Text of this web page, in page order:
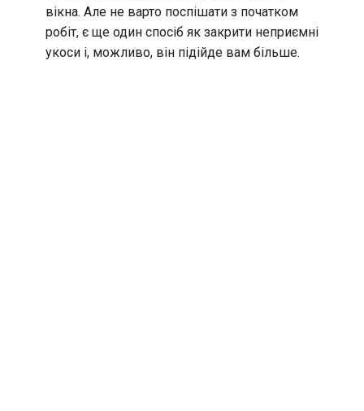
вікна. Але не варто поспішати з початком
робіт, є ще один спосіб як закрити неприємні
укоси і, можливо, він підійде вам більше.